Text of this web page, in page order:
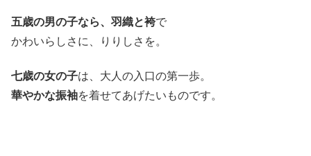
五歳の男の子なら、羽織と袴で
かわいらしさに、りりしさを。
七歳の女の子は、大人の入口の第一歩。
華やかな振袖を着せてあげたいものです。